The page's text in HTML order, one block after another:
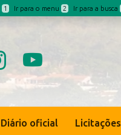
1 Ir para o menu 2 Ir para a busca
Diário oficial Licitações